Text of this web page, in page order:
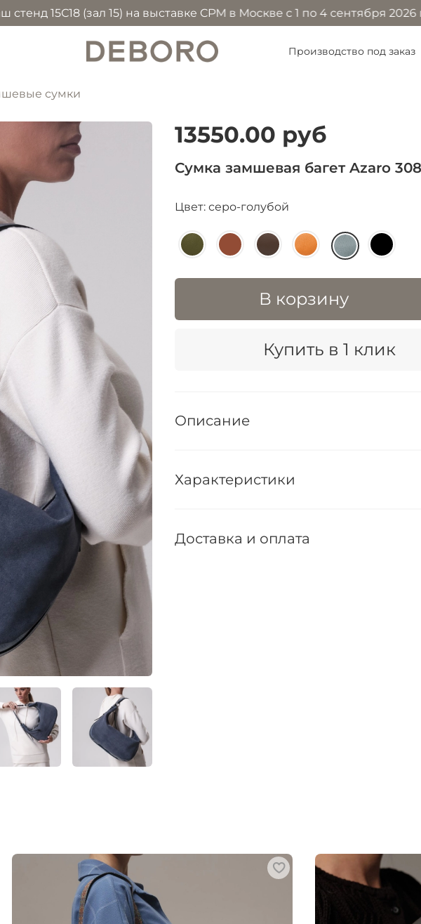
15С18 (зал 15) на выставке CPM в Москве с 1 по 4 сентября 2026
Производство под заказ
сумки
Сумка замшевая багет Azaro
Цвет: серо-голубой
13550.00 руб
В корзину
Купить в 1 клик
Описание
Характеристики
Доставка и оплата